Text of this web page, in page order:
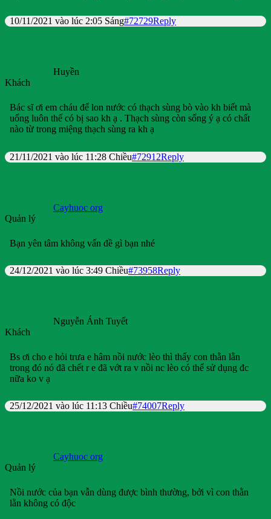
10/11/2021 vào lúc 2:05 Sáng#72729Reply
Huyền
Khách
Bác sĩ ơi em cháu để lon nước có thạch sùng bò vào kh biết mà
uống luôn thế có bị sao kh ạ . Thạch sùng còn sống ý ạ có chất
nào từ trong miệng thạch sùng ra kh ạ
21/11/2021 vào lúc 11:28 Chiều#72912Reply
Cayhuoc org
Quản lý
Bạn yên tâm không vấn đề gì bạn nhé
24/12/2021 vào lúc 3:49 Chiều#73958Reply
Nguyễn Ánh Tuyết
Khách
Bs ơi cho e hỏi trưa e hâm nồi nước lèo thì thấy con thằn lằn
trong đó nó đã chết r e đã vớt ra v nồi nc lèo có thể sử dụng đc
nữa ko v ạ
25/12/2021 vào lúc 11:13 Chiều#74007Reply
Cayhuoc org
Quản lý
Nồi nước của bạn vẫn dùng được bình thường, bởi vì con thằn
lằn không có độc